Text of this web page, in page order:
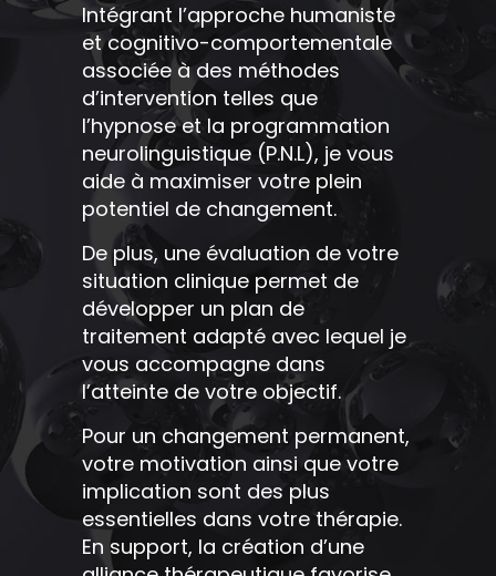
Intégrant l’approche humaniste
et cognitivo-comportementale
associée à des méthodes
d’intervention telles que
l’hypnose et la programmation
neurolinguistique (P.N.L), je vous
aide à maximiser votre plein
potentiel de changement.
De plus, une évaluation de votre
situation clinique permet de
développer un plan de
traitement adapté avec lequel je
vous accompagne dans
l’atteinte de votre objectif.
Pour un changement permanent,
votre motivation ainsi que votre
implication sont des plus
essentielles dans votre thérapie.
En support, la création d’une